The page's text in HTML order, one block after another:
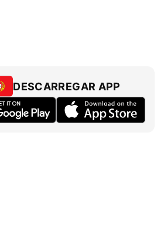
DESCARREGAR APP